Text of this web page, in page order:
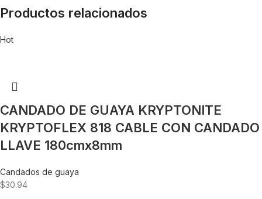
Productos relacionados
Hot
CANDADO DE GUAYA KRYPTONITE
KRYPTOFLEX 818 CABLE CON CANDADO
LLAVE 180cmx8mm
Candados de guaya
$30.94